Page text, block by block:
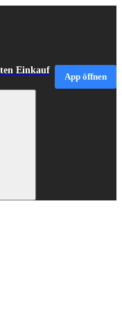
Einkauf
App öffnen